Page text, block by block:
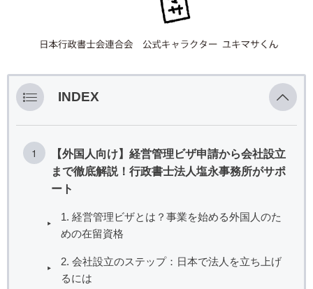
INDEX
【外国人向け】経営管理ビザ申請から会社設立
まで徹底解説！行政書士法人塩永事務所がサポ
ート
1. 経営管理ビザとは？事業を始める外国人のた
めの在留資格
2. 会社設立のステップ：日本で法人を立ち上げ
るには